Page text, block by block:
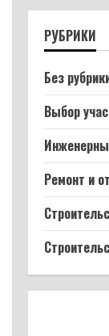
РУБРИКИ
Без
Выбор
Ремонт и